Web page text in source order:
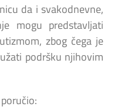
da i svakodnevne,
mogu predstavljati
zbog čega je
podršku njihovim